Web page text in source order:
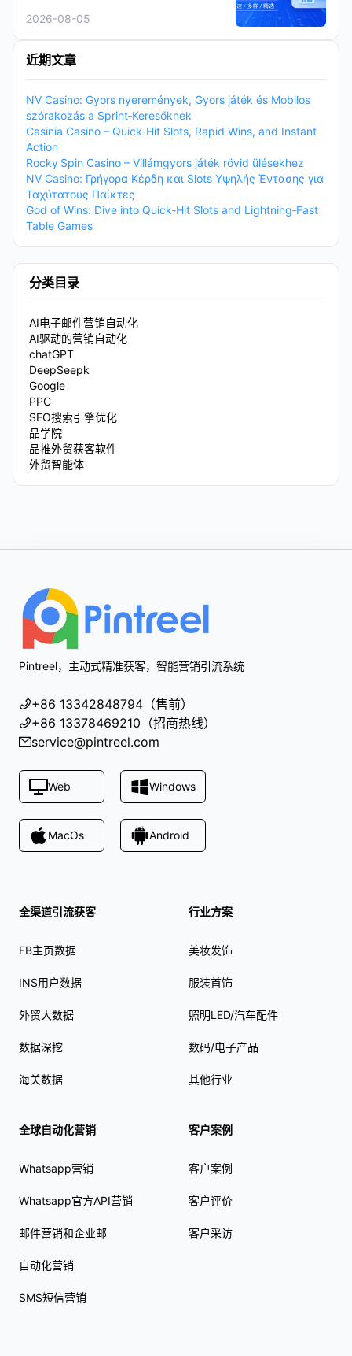
2026-08-05
近期文章
NV Casino: Gyors nyeremények, Gyors játék és Mobilos
szórakozás a Sprint‑Keresőknek
Casinia Casino – Quick‑Hit Slots, Rapid Wins, and Instant
Action
Rocky Spin Casino – Villámgyors játék rövid ülésekhez
NV Casino: Γρήγορα Κέρδη και Slots Υψηλής Έντασης για
Ταχύτατους Παίκτες
God of Wins: Dive into Quick‑Hit Slots and Lightning‑Fast
Table Games
分类目录
AI电子邮件营销自动化
AI驱动的营销自动化
chatGPT
DeepSeepk
Google
PPC
SEO搜索引擎优化
品学院
品推外贸获客软件
外贸智能体
Pintreel，主动式精准获客，智能营销引流系统
+86 13342848794（售前）
+86 13378469210（招商热线）
service@pintreel.com
Web Windows
MacOs Android
全渠道引流获客
FB主页数据
INS用户数据
外贸大数据
数据深挖
海关数据
全球自动化营销
Whatsapp营销
Whatsapp官方API营销
邮件营销和企业邮
自动化营销
SMS短信营销
行业方案
美妆发饰
服装首饰
照明LED/汽车配件
数码/电子产品
其他行业
客户案例
客户案例
客户评价
客户采访